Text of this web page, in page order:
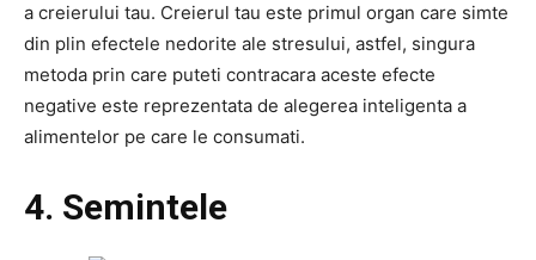
a creierului tau. Creierul tau este primul organ care simte
din plin efectele nedorite ale stresului, astfel, singura
metoda prin care puteti contracara aceste efecte
negative este reprezentata de alegerea inteligenta a
alimentelor pe care le consumati.
4. Semintele